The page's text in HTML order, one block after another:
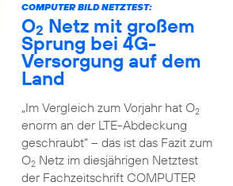
COMPUTER BILD NETZTEST:
O2 Netz mit großem
Sprung bei 4G-
Versorgung auf dem
Land
„Im Vergleich zum Vorjahr hat O2
enorm an der LTE-Abdeckung
geschraubt“ – das ist das Fazit zum
O2Netz im diesjährigen Netztest
der Fachzeitschrift COMPUTER